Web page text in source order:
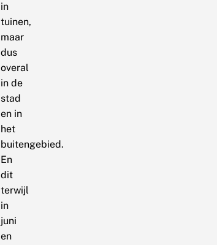
in
tuinen,
maar
dus
overal
in de
stad
en in
het
buitengebied.
En
dit
terwijl
in
juni
en